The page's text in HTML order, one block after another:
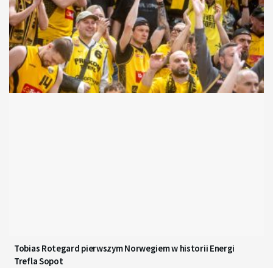
Tobias Rotegard pierwszym Norwegiem w historii Energi
Trefla Sopot